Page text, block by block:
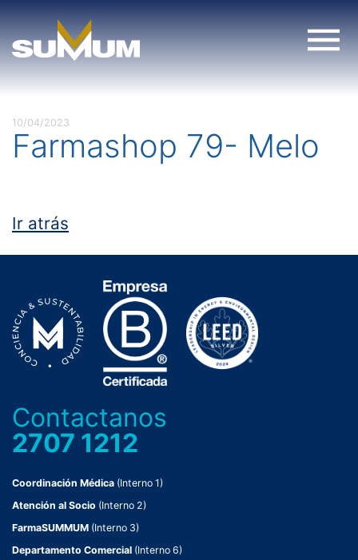
content
10/04/2023
Farmashop 79- Melo
Ir atrás
Contactanos
2707 1212
Coordinación Médica (Interno 1)
Atención al Socio (Interno 2)
FarmaSUMMUM (Interno 3)
Departamento Comercial (Interno 6)